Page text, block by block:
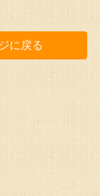
に戻る